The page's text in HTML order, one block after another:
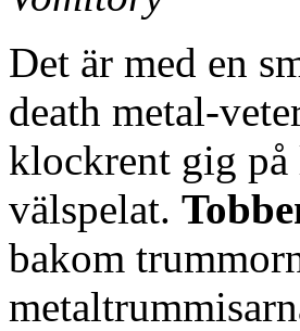
Det är med en
death metal-
klockrent gig
välspelat.
bakom